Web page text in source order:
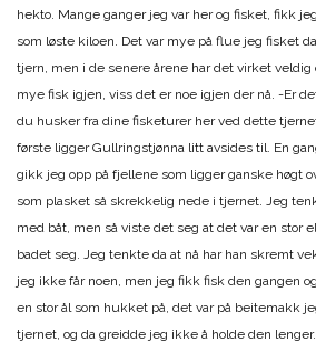
hekto. Mange ganger jeg var her og fisket, fikk
som løste kiloen. Det var mye på flue jeg fisket
tjern, men i de senere årene har det virket veldig
mye fisk igjen, viss det er noe igjen der nå. -Er
du husker fra dine fisketurer her ved dette
første ligger Gullringstjønna litt avsides til. En
gikk jeg opp på fjellene som ligger ganske høgt
som plasket så skrekkelig nede i tjernet. Jeg
med båt, men så viste det seg at det var en stor
badet seg. Jeg tenkte da at nå har han skremt
jeg ikke får noen, men jeg fikk fisk den gangen
en stor ål som hukket på, det var på beitemakk
tjernet, og da greidde jeg ikke å holde den